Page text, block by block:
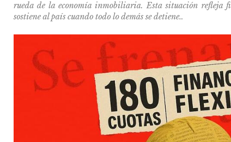
rueda de la economía inmobiliaria. Esta situación refleja
sostiene al país cuando todo lo demás se detiene..